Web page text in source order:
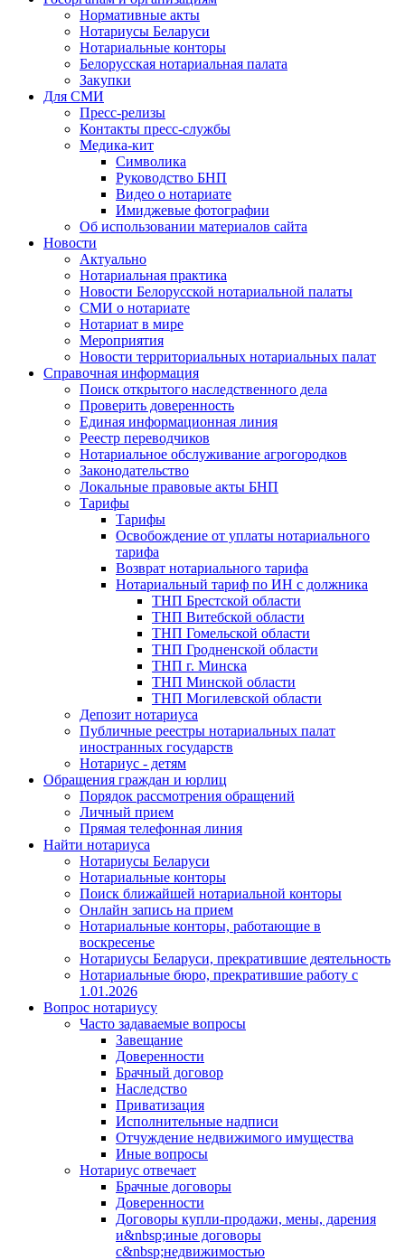
Нормативные акты
Нотариусы Беларуси
Нотариальные конторы
Белорусская нотариальная палата
Закупки
Для СМИ
Пресс-релизы
Контакты пресс-службы
Медика-кит
Символика
Руководство БНП
Видео о нотариате
Имиджевые фотографии
Об использовании материалов сайта
Новости
Актуально
Нотариальная практика
Новости Белорусской нотариальной палаты
СМИ о нотариате
Нотариат в мире
Мероприятия
Новости территориальных нотариальных палат
Справочная информация
Поиск открытого наследственного дела
Проверить доверенность
Единая информационная линия
Реестр переводчиков
Нотариальное обслуживание агрогородков
Законодательство
Локальные правовые акты БНП
Тарифы
Тарифы
Освобождение от уплаты нотариального
тарифа
Возврат нотариального тарифа
Нотариальный тариф по ИН с должника
ТНП Брестской области
ТНП Витебской области
ТНП Гомельской области
ТНП Гродненской области
ТНП г. Минска
ТНП Минской области
ТНП Могилевской области
Депозит нотариуса
Публичные реестры нотариальных палат
иностранных государств
Нотариус - детям
Обращения граждан и юрлиц
Порядок рассмотрения обращений
Личный прием
Прямая телефонная линия
Найти нотариуса
Нотариусы Беларуси
Нотариальные конторы
Поиск ближайшей нотариальной конторы
Онлайн запись на прием
Нотариальные конторы, работающие в
воскресенье
Нотариусы Беларуси, прекратившие деятельность
Нотариальные бюро, прекратившие работу с
1.01.2026
Вопрос нотариусу
Часто задаваемые вопросы
Завещание
Доверенности
Брачный договор
Наследство
Приватизация
Исполнительные надписи
Отчуждение недвижимого имущества
Иные вопросы
Нотариус отвечает
Брачные договоры
Доверенности
Договоры купли-продажи, мены, дарения
и&nbsp;иные договоры
с&nbsp;недвижимостью